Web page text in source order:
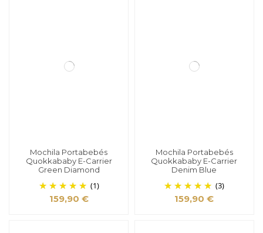
Mochila Portabebés
Quokkababy E-Carrier
Green Diamond
(1)
159,90 €
Mochila Portabebés
Quokkababy E-Carrier
Denim Blue
(3)
159,90 €